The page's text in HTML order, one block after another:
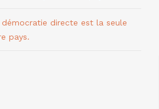
démocratie directe est la seule
pays.